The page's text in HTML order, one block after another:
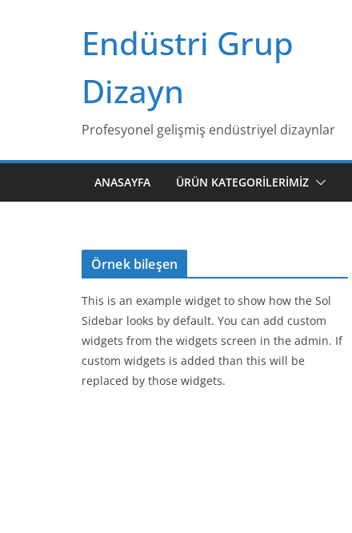
Endüstri Grup
Dizayn
Profesyonel gelişmiş endüstriyel dizaynlar
ANASAYFA ÜRÜN KATEGORILERIMIZ
Örnek bileşen
This is an example widget to show how the Sol
Sidebar looks by default. You can add custom
widgets from the widgets screen in the admin. If
custom widgets is added than this will be
replaced by those widgets.